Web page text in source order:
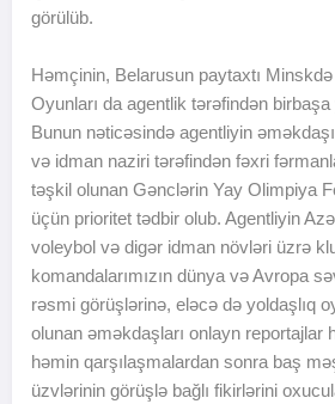
görülüb.
Həmçinin, Belarusun paytaxtı
Oyunları da agentlik tərəfindən birbaşa
Bunun nəticəsində agentliyin
və idman naziri tərəfindən fəxri
təşkil olunan Gənclərin Yay Olimpiya
üçün prioritet tədbir olub. Agentliyin
voleybol və digər idman növləri üzrə
komandalarımızın dünya və Avropa
rəsmi görüşlərinə, eləcə də yoldaşlıq
olunan əməkdaşları onlayn reportajlar
həmin qarşılaşmalardan sonra baş
üzvlərinin görüşlə bağlı fikirlərini